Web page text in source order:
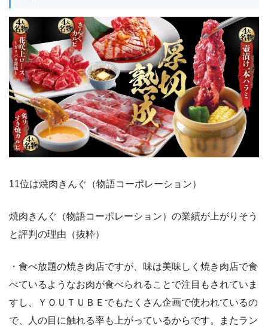
11位は焼肉きんぐ（物語コーポレーション）
焼肉きんぐ（物語コーポレーション）の業績が上がりそう
と評判の理由（抜粋）
・食べ放題の焼き肉店ですが、味は美味しく焼き肉店で食
べているようなお肉が食べられることで注目もされていま
すし、ＹＯＵＴＵＢＥでもたくさん企画で使われているの
で、人の目に触れる率も上がっているからです。またラン